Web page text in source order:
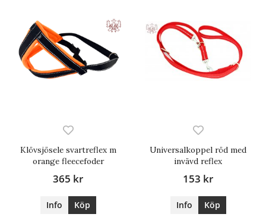
Klövsjösele svartreflex m
orange fleecefoder
365 kr
Info Köp
Universalkoppel röd med
invävd reflex
153 kr
Info Köp